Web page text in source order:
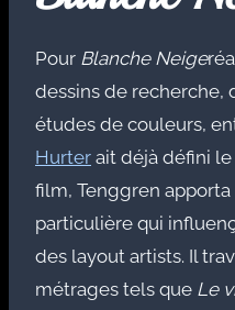
Pour Blanche Neige
dessins de recherche,
études de couleurs,
Hurter ait déjà défini
film, Tenggren
particulière qui
des layout artists. Il
métrages tels que Le